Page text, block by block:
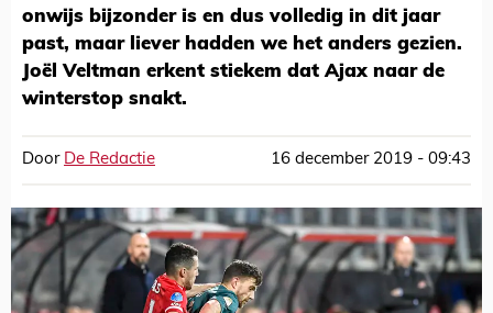
onwijs bijzonder is en dus volledig in dit jaar
past, maar liever hadden we het anders gezien.
Joël Veltman erkent stiekem dat Ajax naar de
winterstop snakt.
Door De Redactie 16 december 2019 - 09:43